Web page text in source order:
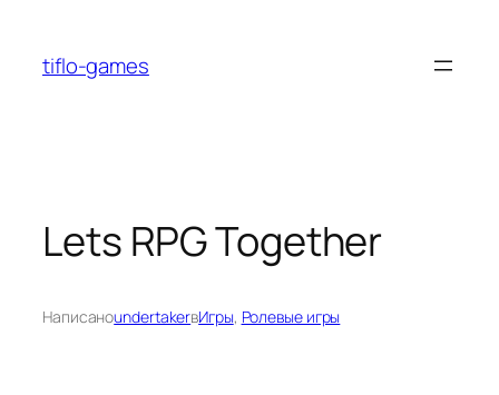
содержимому
tiflo-games
Lets RPG Together
НаписаноundertakerвИгры, Ролевые игры